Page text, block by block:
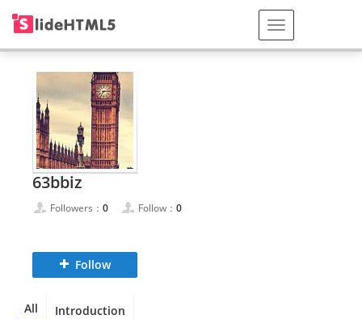
63bbiz
Followers： 0 Follow： 0
Follow
All Introduction